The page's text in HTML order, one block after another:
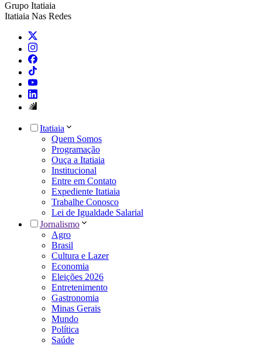
Grupo Itatiaia
Itatiaia Nas Redes
Itatiaia
Quem Somos
Programação
Ouça a Itatiaia
Institucional
Entre em Contato
Expediente Itatiaia
Trabalhe Conosco
Lei de Igualdade Salarial
Jornalismo
Agro
Brasil
Cultura e Lazer
Economia
Eleições 2026
Entretenimento
Gastronomia
Minas Gerais
Mundo
Política
Saúde